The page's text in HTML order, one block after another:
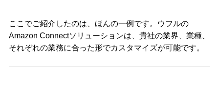
ここでご紹介したのは、ほんの一例です。ウフルの
Amazon Connectソリューションは、貴社の業界、業種、
それぞれの業務に合った形でカスタマイズが可能です。